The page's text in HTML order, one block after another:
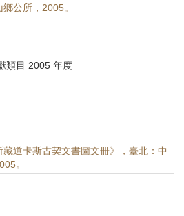
公所，2005。
類目 2005 年度
藏道卡斯古契文書圖文冊》，臺北：中
。